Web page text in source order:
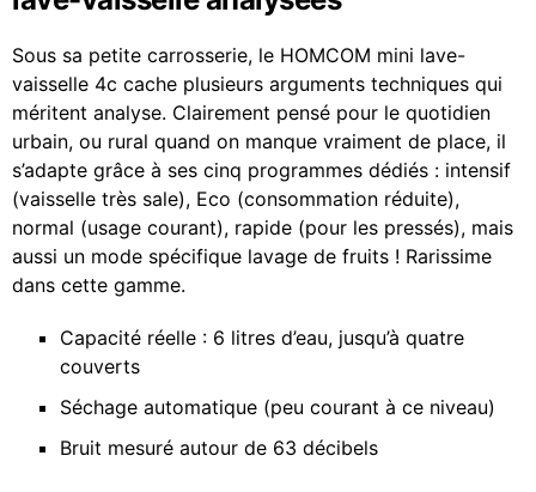
Sous sa petite carrosserie, le HOMCOM mini lave-
vaisselle 4c cache plusieurs arguments techniques qui
méritent analyse. Clairement pensé pour le quotidien
urbain, ou rural quand on manque vraiment de place, il
s’adapte grâce à ses cinq programmes dédiés : intensif
(vaisselle très sale), Eco (consommation réduite),
normal (usage courant), rapide (pour les pressés), mais
aussi un mode spécifique lavage de fruits ! Rarissime
dans cette gamme.
Capacité réelle : 6 litres d’eau, jusqu’à quatre
couverts
Séchage automatique (peu courant à ce niveau)
Bruit mesuré autour de 63 décibels